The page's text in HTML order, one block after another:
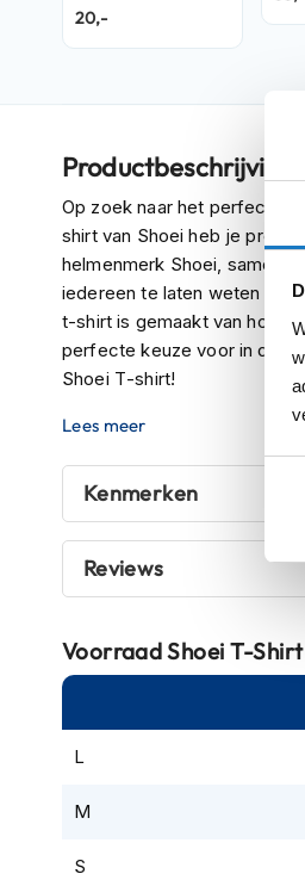
Crosshelmen
Helm
Vizieren
Pinlocks
Tear-
offs
Crossbrillen
Oordoppen
helm
Helm
houder
kapstok
Motorkleding
Heren
motorjassen
motorjassen
motorjassen
Waterdichte
GLAMSTER
Resurrection TC-
10 Woman
20,-
Productbeschrijving
Op zoek naar het perfecte
shirt van Shoei heb je
helmenmerk Shoei, samen
iedereen te laten weten van
t-shirt is gemaakt van
perfecte keuze voor in de
Shoei T-shirt!
Lees meer
Kenmerken
Reviews
VoorraadShoei T-
L
M
S